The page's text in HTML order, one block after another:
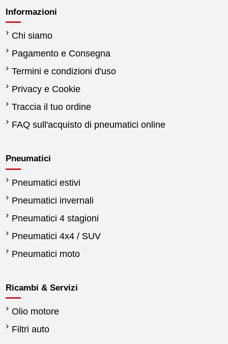
Informazioni
Chi siamo
Pagamento e Consegna
Termini e condizioni d'uso
Privacy e Cookie
Traccia il tuo ordine
FAQ sull'acquisto di pneumatici online
Pneumatici
Pneumatici estivi
Pneumatici invernali
Pneumatici 4 stagioni
Pneumatici 4x4 / SUV
Pneumatici moto
Ricambi & Servizi
Olio motore
Filtri auto